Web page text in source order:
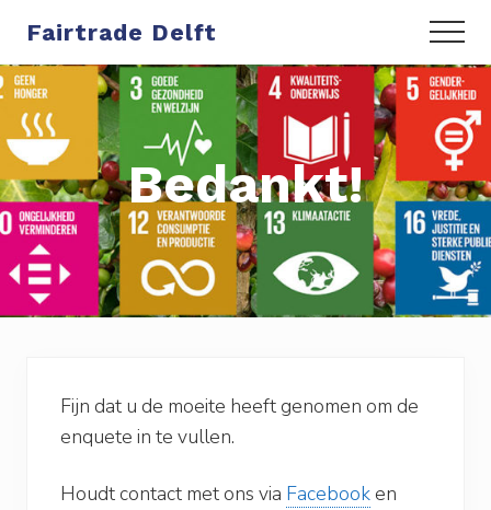
naar
de
hoofd
inhoud
naar
de
eerste
sidebar
Fairtrade Delft Menu
Bedankt!
Fijn dat u de moeite heeft genomen om de
enquete in te vullen.
Houdt contact met ons via Facebooken